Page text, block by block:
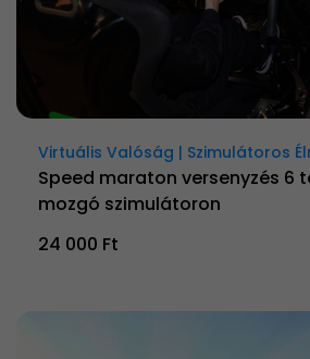
Virtuális Valóság | Szimulátoros
Speed maraton versenyzés 6
mozgó szimulátoron
24 000 Ft